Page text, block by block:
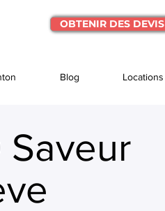
OBTENIR DES DEVIS
Blog Locations
Saveur